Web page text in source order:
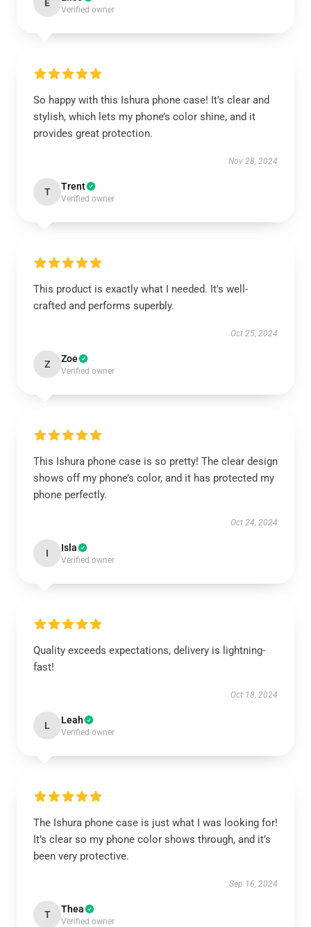
E
Verified owner
So happy with this Ishura phone case! It’s clear and
stylish, which lets my phone’s color shine, and it
provides great protection.
Nov 28, 2024
T Trent
Verified owner
This product is exactly what I needed. It's well-
crafted and performs superbly.
Oct 25, 2024
Z Zoe
Verified owner
This Ishura phone case is so pretty! The clear design
shows off my phone’s color, and it has protected my
phone perfectly.
Oct 24, 2024
I Isla
Verified owner
Quality exceeds expectations, delivery is lightning-
fast!
Oct 18, 2024
L Leah
Verified owner
The Ishura phone case is just what I was looking for!
It’s clear so my phone color shows through, and it’s
been very protective.
Sep 16, 2024
T Thea
Verified owner